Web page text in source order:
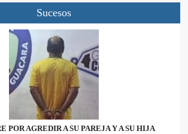
Sucesos
POR AGREDIR A SU PAREJA Y A SU HIJA